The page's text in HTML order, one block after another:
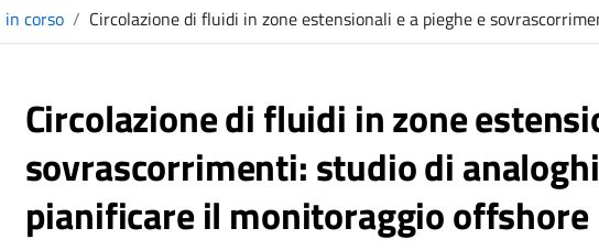
corso Circolazione di fluidi in zone estensionali e a pieghe e
Circolazione di fluidi in zone
sovrascorrimenti: studio di
pianificare il monitoraggio offshore